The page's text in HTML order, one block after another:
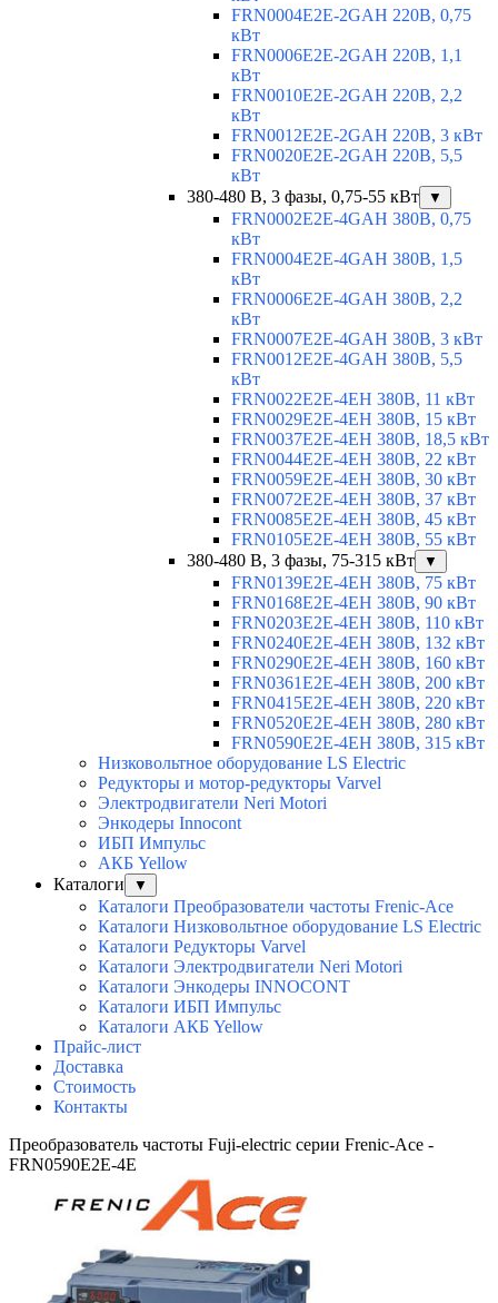
FRN0004E2E-2GAH 220В, 0,75
кВт
FRN0006E2E-2GAH 220В, 1,1
кВт
FRN0010E2E-2GAH 220В, 2,2
кВт
FRN0012E2E-2GAH 220В, 3 кВт
FRN0020E2E-2GAH 220В, 5,5
кВт
380-480 В, 3 фазы, 0,75-55 кВт
▼
FRN0002E2E-4GAH 380В, 0,75
кВт
FRN0004E2E-4GAH 380В, 1,5
кВт
FRN0006E2E-4GAH 380В, 2,2
кВт
FRN0007E2E-4GAH 380В, 3 кВт
FRN0012E2E-4GAH 380В, 5,5
кВт
FRN0022E2E-4EH 380В, 11 кВт
FRN0029E2E-4EH 380В, 15 кВт
FRN0037E2E-4EH 380В, 18,5 кВт
FRN0044E2E-4EH 380В, 22 кВт
FRN0059E2E-4EH 380В, 30 кВт
FRN0072E2E-4EH 380В, 37 кВт
FRN0085E2E-4EH 380В, 45 кВт
FRN0105E2E-4EH 380В, 55 кВт
380-480 В, 3 фазы, 75-315 кВт
▼
FRN0139E2E-4EH 380В, 75 кВт
FRN0168E2E-4EH 380В, 90 кВт
FRN0203E2E-4EH 380В, 110 кВт
FRN0240E2E-4EH 380В, 132 кВт
FRN0290E2E-4EH 380В, 160 кВт
FRN0361E2E-4EH 380В, 200 кВт
FRN0415E2E-4EH 380В, 220 кВт
FRN0520E2E-4EH 380В, 280 кВт
FRN0590E2E-4EH 380В, 315 кВт
Низковольтное оборудование LS Electric
Редукторы и мотор-редукторы Varvel
Электродвигатели Neri Motori
Энкодеры Innocont
ИБП Импульс
АКБ Yellow
Каталоги
▼
Каталоги Преобразователи частоты Frenic-Ace
Каталоги Низковольтное оборудование LS Electric
Каталоги Редукторы Varvel
Каталоги Электродвигатели Neri Motori
Каталоги Энкодеры INNOCONT
Каталоги ИБП Импульс
Каталоги АКБ Yellow
Прайс-лист
Доставка
Стоимость
Контакты
Преобразователь частоты Fuji-electric серии Frenic-Ace -
FRN0590E2E-4E